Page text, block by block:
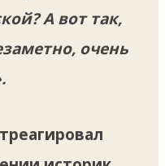
А вот так,
очень